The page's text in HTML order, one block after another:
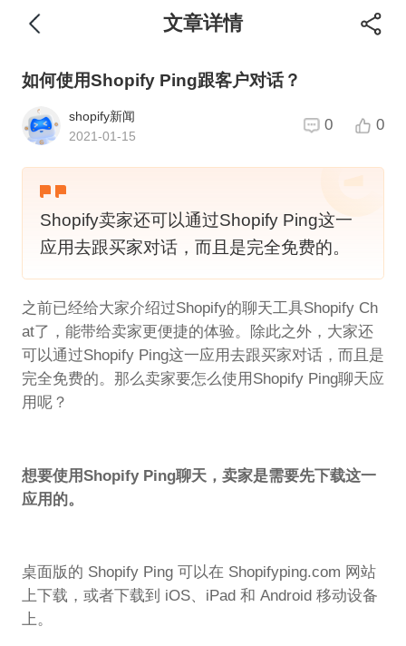
文章详情
如何使用Shopify Ping跟客户对话？
shopify新闻
2021-01-15
0 0
Shopify卖家还可以通过Shopify Ping这一
应用去跟买家对话，而且是完全免费的。
之前已经给大家介绍过Shopify的聊天工具Shopify Ch
at了，能带给卖家更便捷的体验。除此之外，大家还
可以通过Shopify Ping这一应用去跟买家对话，而且是
完全免费的。那么卖家要怎么使用Shopify Ping聊天应
用呢？
想要使用Shopify Ping聊天，卖家是需要先下载这一
应用的。
桌面版的 Shopify Ping 可以在 Shopifyping.com 网站
上下载，或者下载到 iOS、iPad 和 Android 移动设备
上。